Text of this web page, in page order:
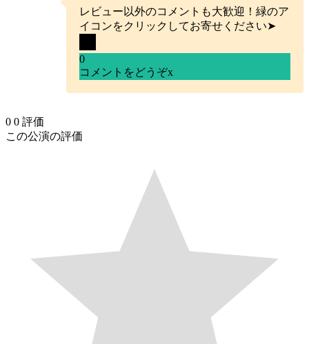
レビュー以外のコメントも大歓迎！緑のア
イコンをクリックしてお寄せください➤
0
コメントをどうぞx
0 0 評価
この公演の評価